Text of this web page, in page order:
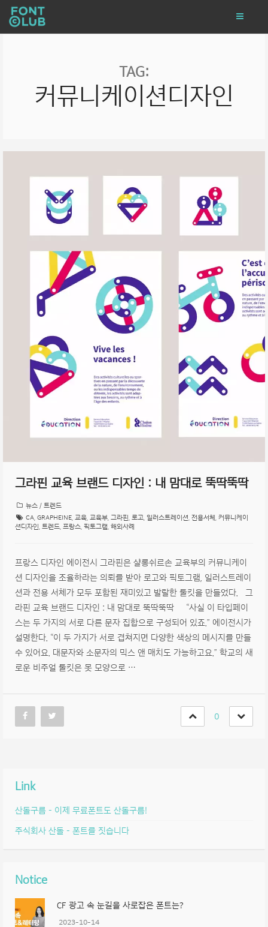
TAG:
커뮤니케이션디자인
그라핀 교육 브랜드 디자인 : 내 맘대로 뚝딱뚝딱
뉴스 / 트렌드
CA GRAPHEINE 교육 교육부 그라핀 로고 일러스트레이션 전용서체
커뮤니케이
션디자인
트렌드 프랑스 픽토그램 해외사례
프랑스 디자인 에이전시 그라핀은 샬롱쉬르손 교육부의 커뮤니케이
션 디자인을 조율하라는 의뢰를 받아 로고와 픽토그램, 일러스트레이
션과 전용 서체가 모두 포함된 재미있고 발랄한 툴킷을 만들었다. 그
라핀 교육 브랜드 디자인 : 내 맘대로 뚝딱뚝딱 “사실 이 타입페이
스는 두 가지의 서로 다른 문자 집합으로 구성되어 있죠.” 에이전시가
설명한다. “이 두 가지가 서로 겹쳐지면 다양한 색상의 메시지를 만들
수 있어요. 대문자와 소문자의 믹스 앤 매치도 가능하고요.” 학교의 새
로운 비주얼 툴킷은 못 모양으로 …
0
Link
산돌구름 – 이제 무료폰트도 산돌구름!
주식회사 산돌 – 폰트를 짓습니다
Notice
CF 광고 속 눈길을 사로잡은 폰트는?
2023-10-14